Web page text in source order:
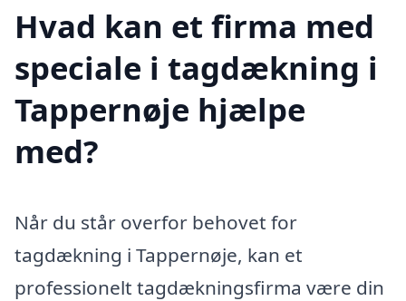
Hvad kan et firma med
speciale i tagdækning i
Tappernøje hjælpe
med?
Når du står overfor behovet for
tagdækning i Tappernøje, kan et
professionelt tagdækningsfirma være din